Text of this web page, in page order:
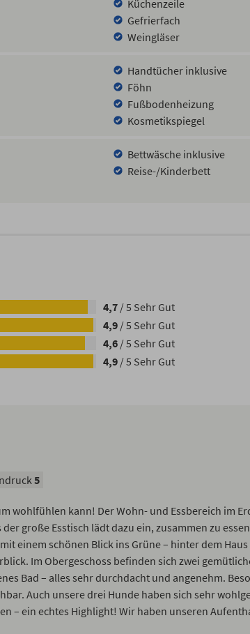
Küchenzeile
Gefrierfach
Weingläser
Handtücher inklusive
Föhn
Fußbodenheizung
Kosmetikspiegel
Bettwäsche inklusive
Reise-/Kinderbett
4,7 /5 Sehr Gut
4,9 /5 Sehr Gut
4,6 /5 Sehr Gut
4,9 /5 Sehr Gut
5
wohlfühlen kann! Der Wohn- und Essbereich im
große Esstisch lädt dazu ein, zusammen zu
einem schönen Blick ins Grüne – hinter dem
Im Obergeschoss befinden sich zwei
Bad – alles sehr durchdacht und angenehm.
Auch unsere drei Hunde haben sich sehr
– ein echtes Highlight! Wir haben unseren